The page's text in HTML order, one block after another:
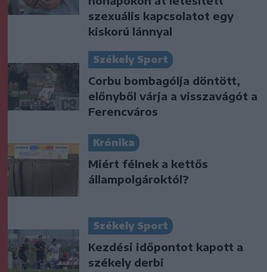
szexuális kapcsolatot egy
kiskorú lánnyal
Székely Sport
Corbu bombagólja döntött,
előnyből várja a visszavágót a
Ferencváros
Krónika
Miért félnek a kettős
állampolgároktól?
Székely Sport
Kezdési időpontot kapott a
székely derbi